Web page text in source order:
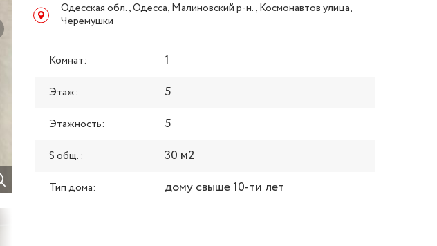
Одесская обл., Одесса, Малиновский р-н., Космонавтов улица,
Черемушки
Комнат: 1
Этаж: 5
Этажность: 5
S общ. : 30 м2
Тип дома: дому свыше 10-ти лет